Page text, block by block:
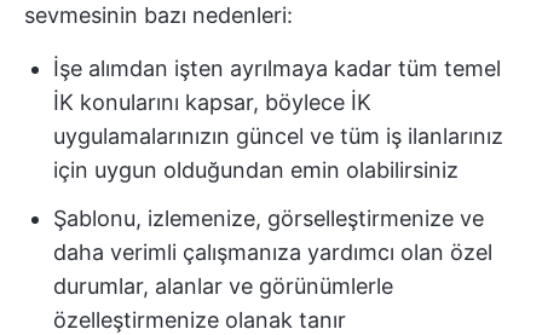
sevmesinin bazı nedenleri:
İşe alımdan işten ayrılmaya kadar tüm temel
İK konularını kapsar, böylece İK
uygulamalarınızın güncel ve tüm iş ilanlarınız
için uygun olduğundan emin olabilirsiniz
Şablonu, izlemenize, görselleştirmenize ve
daha verimli çalışmanıza yardımcı olan özel
durumlar, alanlar ve görünümlerle
özelleştirmenize olanak tanır